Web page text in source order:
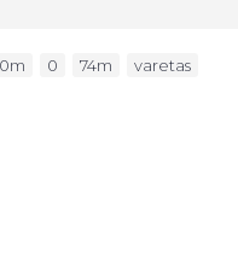
0 74m varetas